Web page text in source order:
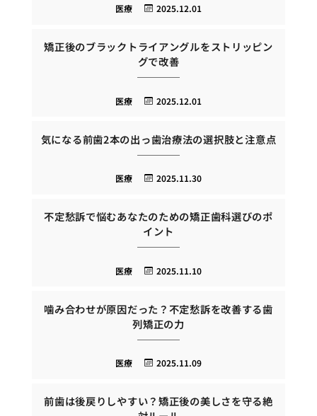
2025.12.01
医療
矯正後のブラックトライアングルをストリッピン
グで改善
2025.12.01
医療
気になる前歯2本の出っ歯治療法の選択肢と注意点
2025.11.30
医療
不定愁訴で悩むあなたのための矯正歯科選びのポ
イント
2025.11.10
医療
噛み合わせが原因だった？不定愁訴を改善する歯
列矯正の力
2025.11.09
医療
前歯は後戻りしやすい？矯正後の美しさを守る絶